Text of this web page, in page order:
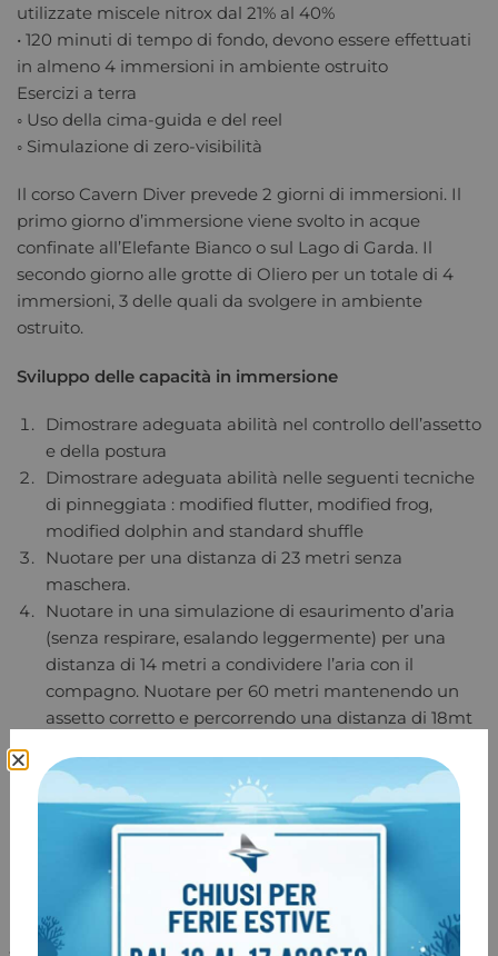
utilizzate miscele nitrox dal 21% al 40%
• 120 minuti di tempo di fondo, devono essere effettuati
in almeno 4 immersioni in ambiente ostruito
Esercizi a terra
◦ Uso della cima-guida e del reel
◦ Simulazione di zero-visibilità
Il corso Cavern Diver prevede 2 giorni di immersioni. Il
primo giorno d’immersione viene svolto in acque
confinate all’Elefante Bianco o sul Lago di Garda. Il
secondo giorno alle grotte di Oliero per un totale di 4
immersioni, 3 delle quali da svolgere in ambiente
ostruito.
Sviluppo delle capacità in immersione
Dimostrare adeguata abilità nel controllo dell’assetto
e della postura
Dimostrare adeguata abilità nelle seguenti tecniche
di pinneggiata : modified flutter, modified frog,
modified dolphin and standard shuffle
Nuotare per una distanza di 23 metri senza
maschera.
Nuotare in una simulazione di esaurimento d’aria
(senza respirare, esalando leggermente) per una
distanza di 14 metri a condividere l’aria con il
compagno. Nuotare per 60 metri mantenendo un
assetto corretto e percorrendo una distanza di 18mt
Determinare il SAC a RMV
Pratica nell’uso del reel e della “cima-guida”
In ambiente ostruito, pratica nello svolgimento del
Con occhi chiusi o maschera oscurata seguire “cima-
guida” in ambiente ostruito
Condividere il gas seguendo la “cima-guida”